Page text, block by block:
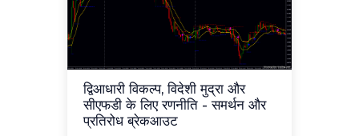
द्विआधारी विकल्प, विदेशी मुद्रा और
सीएफडी के लिए रणनीति - समर्थन और
प्रतिरोध ब्रेकआउट